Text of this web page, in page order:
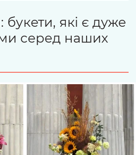
букети, які є дуже
серед наших